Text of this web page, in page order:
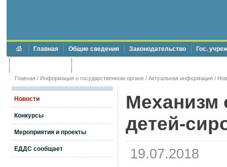
Главная Общие сведения Законодательство Гос.
Главная / Информация о государственном органе / Актуальная информация /
Новости
Конкурсы
Мероприятия и проекты
ЕДДС сообщает
Механизм
детей-
19.07.2018